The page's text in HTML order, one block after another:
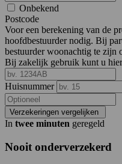
Onbekend
Postcode
Voor een berekening van de
hoofdbestuurder nodig. Bij
bestuurder woonachtig te zijn
Bij zakelijk gebruik kunt u
Huisnummer
Verzekeringen vergelijken
In twee minuten geregeld
Nooit onderverzekerd